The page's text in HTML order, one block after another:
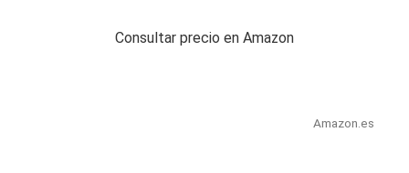
Consultar precio en Amazon
Amazon.es